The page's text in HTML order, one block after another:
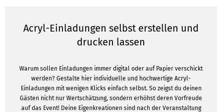
Acryl-Einladungen selbst erstellen und
drucken lassen
Warum sollen Einladungen immer digital oder auf Papier verschickt
werden? Gestalte hier individuelle und hochwertige Acryl-
Einladungen mit wenigen Klicks einfach selbst. So zeigst du deinen
Gästen nicht nur Wertschätzung, sondern erhöhst deren Vorfreude
auf das Event! Deine Eigenkreationen sind nach der Veranstaltung